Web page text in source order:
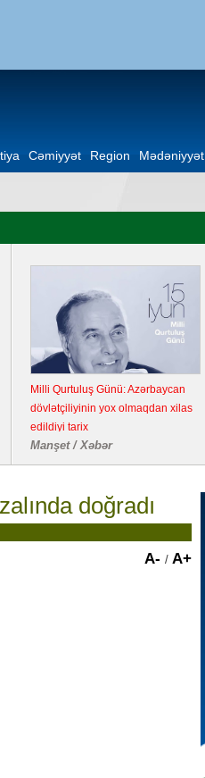
Cəmiyyət Region Mədəniyyət
Milli Qurtuluş Günü: Azərbaycan
dövlətçiliyinin yox olmaqdan xilas
edildiyi tarix
Manşet / Xəbər
doğradı
A- / A+